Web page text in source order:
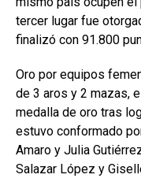
tercer lugar fue
finalizó con 91.800
Oro por equipos
de 3 aros y 2 mazas,
medalla de oro tras
estuvo conformado
Amaro y Julia
Salazar López y